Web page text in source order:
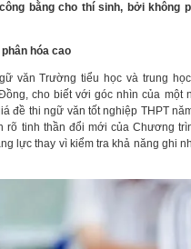
bằng cho thí sinh, bởi không
hóa cao
văn Trường tiểu học và trung
cho biết với góc nhìn của một
đề thi ngữ văn tốt nghiệp THPT
rõ tinh thần đổi mới của Chương
lực thay vì kiểm tra khả năng ghi